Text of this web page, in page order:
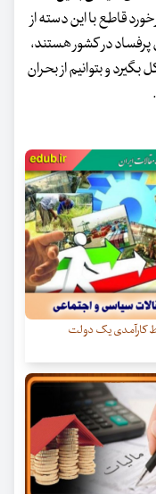
قاطع با این دسته از
در کشور هستند،
و بتوانیم از بحران
کارآمدی یک دولت